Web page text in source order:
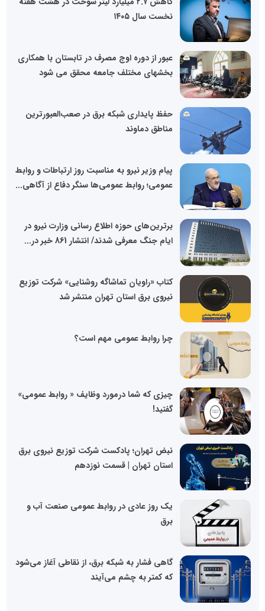
نخست سال ۱۴۰۵
عبور از دوره اوج مصرف در تابستان با همکاری
بخشهای مختلف جامعه محقق می شود
حفظ پایداری شبکه برق در صعب‌العبورترین
مناطق دماوند
پیام وزیر نیرو به مناسبت روز ارتباطات و روابط
عمومی؛ روابط عمومی‌ها سنگر دفاع از آگاهی...
برترین‌های حوزه اطلاع رسانی وزارت نیرو در
ایام جنگ معرفی شدند/ انتشار 861 خبر در...
کتاب «راویان تماشاگه روشنایی» شرکت توزیع
نیروی برق استان تهران منتشر شد
چرا روابط عمومی مهم است؟
چیزی که شما درمورد وظایف « روابط عمومی»
گفتید!
نبض تهران؛ پادکست شرکت توزیع نیروی برق
استان تهران | قسمت نوزدهم
یک روز عادی در روابط عمومی صنعت آب و
برق
گاهی فشار به شبکه برق، از نقاطی آغاز می‌شود
که کمتر به چشم می‌آیند